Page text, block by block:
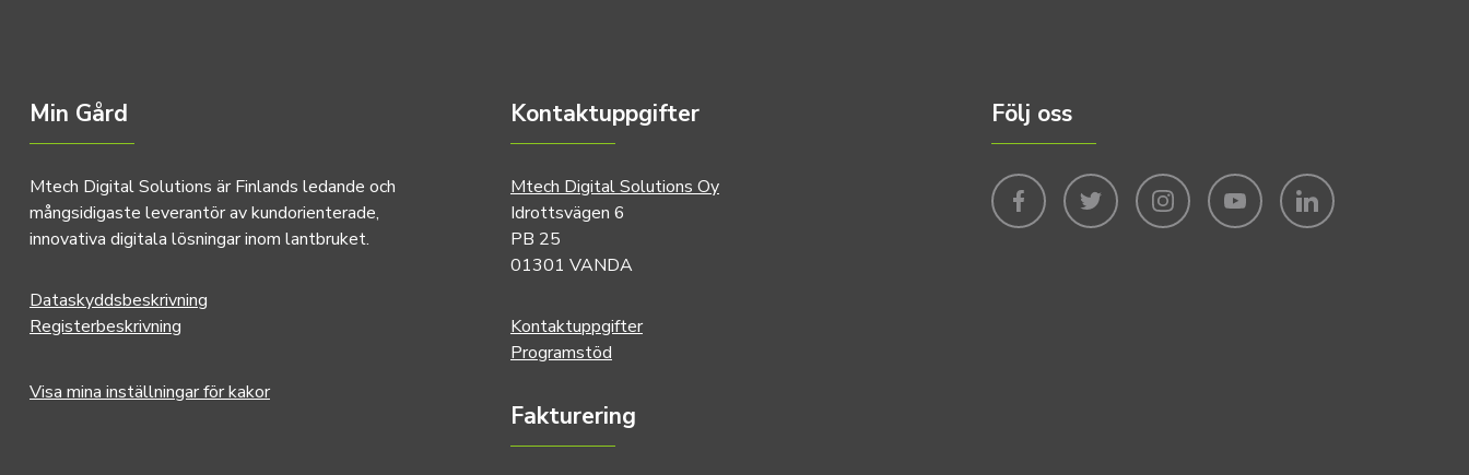
Min Gård
Mtech Digital Solutions är Finlands ledande och
mångsidigaste leverantör av kundorienterade,
innovativa digitala lösningar inom lantbruket.
Dataskyddsbeskrivning
Registerbeskrivning
Visa mina inställningar för kakor
Kontaktuppgifter
Mtech Digital Solutions Oy
Idrottsvägen 6
PB 25
01301 VANDA
Kontaktuppgifter
Programstöd
Fakturering
Följ oss